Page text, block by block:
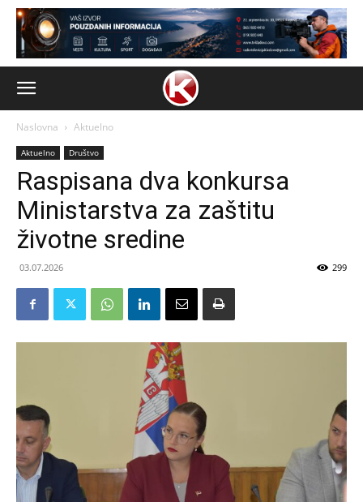
Naslovna Aktuelno
Aktuelno Društvo
Raspisana dva konkursa
Ministarstva za zaštitu
životne sredine
03.07.2026 299